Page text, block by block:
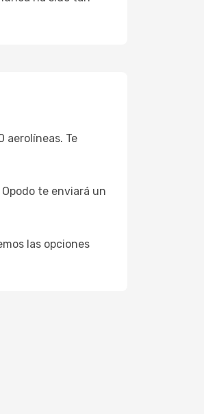
aerolíneas. Te
te enviará un
las opciones